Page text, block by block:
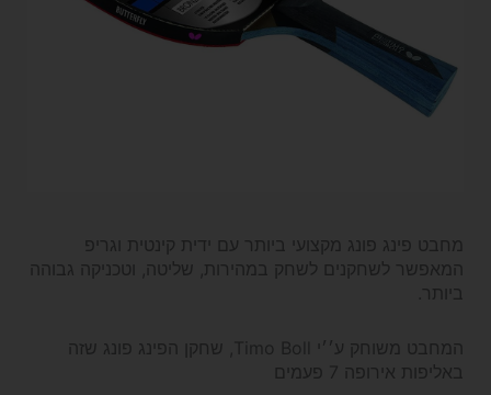
מחבט פינג פונג מקצועי ביותר עם ידית קינטית וגריפ
המאפשר לשחקנים לשחק במהירות, שליטה, וטכניקה גבוהה
ביותר.
המחבט משוחק ע׳׳י Timo Boll, שחקן הפינג פונג שזה
באליפות אירופה 7 פעמים